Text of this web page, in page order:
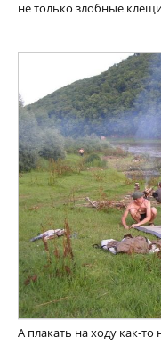
не только злобные
А плакать на ходу как-